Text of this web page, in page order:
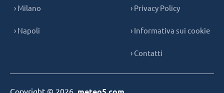
› Milano
› Napoli
› Privacy Policy
› Informativa sui cookie
› Contatti
Copyright © 2026,